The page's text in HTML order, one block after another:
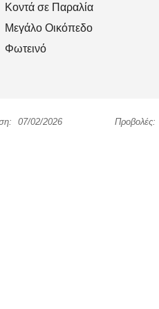
Κοντά σε Παραλία
Μεγάλο Οικόπεδο
Φωτεινό
07/02/2026 Προβολές: